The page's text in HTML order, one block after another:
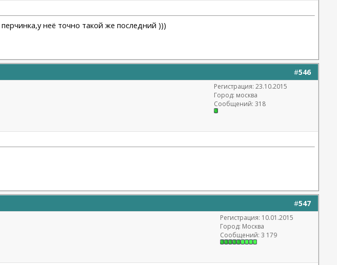
неё точно такой же последний )))
#546
Регистрация: 23.10.2015
Город: москва
Сообщений: 318
#547
Регистрация: 10.01.2015
Город: Москва
Сообщений: 3 179